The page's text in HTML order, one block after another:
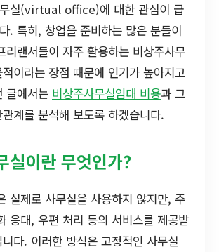
실(virtual office)에 대한 관심이 급
. 특히, 창업을 준비하는 많은 분들이
리랜서들이 자주 활용하는 비상주사무
이라는 장점 때문에 인기가 높아지고
글에서는 비상주사무실임대 비용과 그
계를 분석해 보도록 하겠습니다.
실이란 무엇인가?
실제로 사무실을 사용하지 않지만, 주
응대, 우편 처리 등의 서비스를 제공받
다. 이러한 방식은 고정적인 사무실